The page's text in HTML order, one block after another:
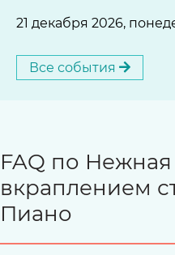
21 декабря 2026,
Все события
FAQ по
вкраплением
Пиано